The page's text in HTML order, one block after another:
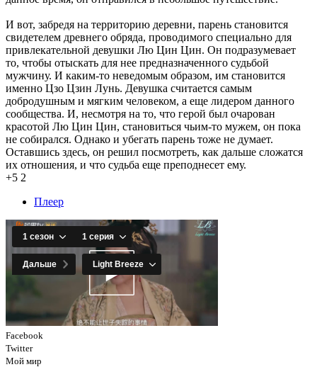
И вот, забредя на территорию деревни, парень становится
свидетелем древнего обряда, проводимого специально для
привлекательной девушки Лю Цин Цин. Он подразумевает
то, чтобы отыскать для нее предназначенного судьбой
мужчину. И каким-то неведомым образом, им становится
именно Цзо Цзин Лунь. Девушка считается самым
добродушным и мягким человеком, а еще лидером данного
сообщества. И, несмотря на то, что герой был очарован
красотой Лю Цин Цин, становиться чьим-то мужем, он пока
не собирался. Однако и убегать парень тоже не думает.
Оставшись здесь, он решил посмотреть, как дальше сложатся
их отношения, и что судьба еще преподнесет ему.
+5 2
Плеер
Facebook
Twitter
Мой мир